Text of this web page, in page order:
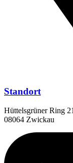
Standort
Hüttelsgrüner Ring
08064 Zwickau